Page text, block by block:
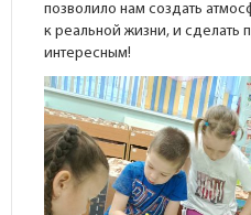
позволило нам создать
к реальной жизни, и сделать
интересным!